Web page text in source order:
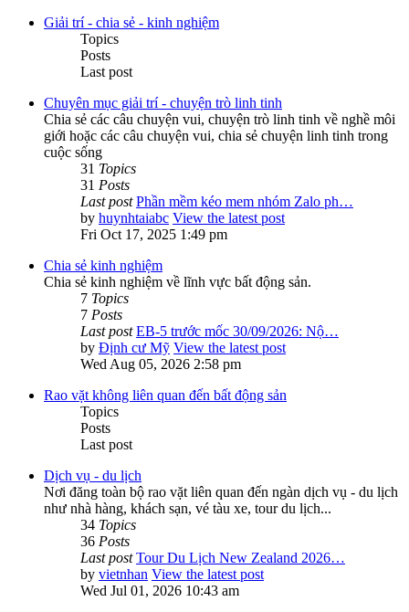
Giải trí - chia sẻ - kinh nghiệm
Topics
Posts
Last post
Chuyên mục giải trí - chuyện trò linh tinh
Chia sẻ các câu chuyện vui, chuyện trò linh tinh về nghề môi
giới hoặc các câu chuyện vui, chia sẻ chuyện linh tinh trong
cuộc sống
31 Topics
31 Posts
Last post Phần mềm kéo mem nhóm Zalo ph…
by huynhtaiabc View the latest post
Fri Oct 17, 2025 1:49 pm
Chia sẻ kinh nghiệm
Chia sẻ kinh nghiệm về lĩnh vực bất động sản.
7 Topics
7 Posts
Last post EB-5 trước mốc 30/09/2026: Nộ…
by Định cư Mỹ View the latest post
Wed Aug 05, 2026 2:58 pm
Rao vặt không liên quan đến bất động sản
Topics
Posts
Last post
Dịch vụ - du lịch
Nơi đăng toàn bộ rao vặt liên quan đến ngàn dịch vụ - du lịch
như nhà hàng, khách sạn, vé tàu xe, tour du lịch...
34 Topics
36 Posts
Last post Tour Du Lịch New Zealand 2026…
by vietnhan View the latest post
Wed Jul 01, 2026 10:43 am